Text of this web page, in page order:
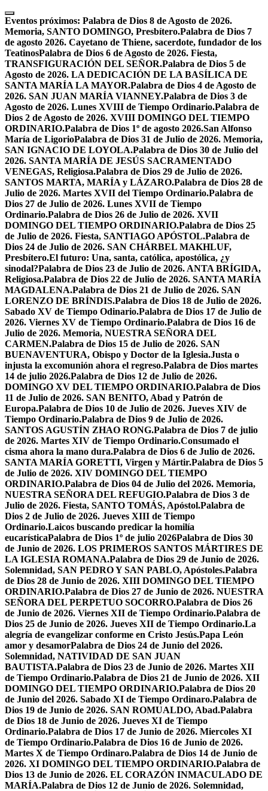
Skip
to
content
Eventos próximos: Palabra de Dios 8 de Agosto de 2026.
Memoria, SANTO DOMINGO, Presbítero.Palabra de Dios 7
de agosto 2026. Cayetano de Thiene, sacerdote, fundador de los
TeatinosPalabra de Dios 6 de Agosto de 2026. Fiesta,
TRANSFIGURACIÓN DEL SEÑOR.Palabra de Dios 5 de
Agosto de 2026. LA DEDICACIÓN DE LA BASÍLICA DE
SANTA MARÍA LA MAYOR.Palabra de Dios 4 de Agosto de
2026. SAN JUAN MARÍA VIANNEY.Palabra de Dios 3 de
Agosto de 2026. Lunes XVIII de Tiempo Ordinario.Palabra de
Dios 2 de Agosto de 2026. XVIII DOMINGO DEL TIEMPO
ORDINARIO.Palabra de Dios 1º de agosto 2026.San Alfonso
María de LigorioPalabra de Dios 31 de Julio de 2026. Memoria,
SAN IGNACIO DE LOYOLA.Palabra de Dios 30 de Julio del
2026. SANTA MARÍA DE JESÚS SACRAMENTADO
VENEGAS, Religiosa.Palabra de Dios 29 de Julio de 2026.
SANTOS MARTA, MARÍA y LÁZARO.Palabra de Dios 28 de
Julio de 2026. Martes XVII del Tiempo Ordinario.Palabra de
Dios 27 de Julio de 2026. Lunes XVII de Tiempo
Ordinario.Palabra de Dios 26 de Julio de 2026. XVII
DOMINGO DEL TIEMPO ORDINARIO.Palabra de Dios 25
de Julio de 2026. Fiesta, SANTIAGO APÓSTOL.Palabra de
Dios 24 de Julio de 2026. SAN CHÁRBEL MAKHLUF,
Presbítero.El futuro: Una, santa, católica, apostólica, ¿y
sinodal?Palabra de Dios 23 de Julio de 2026. ANTA BRÍGIDA,
Religiosa.Palabra de Dios 22 de Julio de 2026. SANTA MARÍA
MAGDALENA.Palabra de Dios 21 de Julio de 2026. SAN
LORENZO DE BRÍNDIS.Palabra de Dios 18 de Julio de 2026.
Sabado XV de Tiempo Odinario.Palabra de Dios 17 de Julio de
2026. Viernes XV de Tiempo Ordinario.Palabra de Dios 16 de
Julio de 2026. Memoria, NUESTRA SEÑORA DEL
CARMEN.Palabra de Dios 15 de Julio de 2026. SAN
BUENAVENTURA, Obispo y Doctor de la Iglesia.Justa o
injusta la excomunión ahora el regreso.Palabra de Dios martes
14 de julio 2026.Palabra de Dios 12 de Julio de 2026.
DOMINGO XV DEL TIEMPO ORDINARIO.Palabra de Dios
11 de Julio de 2026. SAN BENITO, Abad y Patrón de
Europa.Palabra de Dios 10 de Julio de 2026. Jueves XIV de
Tiempo Ordinario.Palabra de Dios 9 de Julio de 2026.
SANTOS AGUSTÍN ZHAO RONG.Palabra de Dios 7 de julio
de 2026. Martes XIV de Tiempo Ordinario.Consumado el
cisma ahora la mano dura.Palabra de Dios 6 de Julio de 2026.
SANTA MARÍA GORETTI, Virgen y Mártir.Palabra de Dios 5
de Julio de 2026. XIV DOMINGO DEL TIEMPO
ORDINARIO.Palabra de Dios 04 de Julio del 2026. Memoria,
NUESTRA SEÑORA DEL REFUGIO.Palabra de Dios 3 de
Julio de 2026. Fiesta, SANTO TOMÁS, Apóstol.Palabra de
Dios 2 de Julio de 2026. Jueves XIII de Tiempo
Ordinario.Laicos buscando predicar la homilía
eucarísticaPalabra de Dios 1º de julio 2026Palabra de Dios 30
de Junio de 2026. LOS PRIMEROS SANTOS MÁRTIRES DE
LA IGLESIA ROMANA.Palabra de Dios 29 de Junio de 2026.
Solemnidad, SAN PEDRO Y SAN PABLO, Apóstoles.Palabra
de Dios 28 de Junio de 2026. XIII DOMINGO DEL TIEMPO
ORDINARIO.Palabra de Dios 27 de Junio de 2026. NUESTRA
SEÑORA DEL PERPETUO SOCORRO.Palabra de Dios 26
de Junio de 2026. Viernes XII de Tiempo Ordinario.Palabra de
Dios 25 de Junio de 2026. Jueves XII de Tiempo Ordinario.La
alegría de evangelizar conforme en Cristo Jesús.Papa León
amor y desamorPalabra de Dios 24 de Junio del 2026.
Solemnidad, NATIVIDAD DE SAN JUAN
BAUTISTA.Palabra de Dios 23 de Junio de 2026. Martes XII
de Tiempo Ordinario.Palabra de Dios 21 de Junio de 2026. XII
DOMINGO DEL TIEMPO ORDINARIO.Palabra de Dios 20
de Junio del 2026. Sabado XI de Tiempo Ordinaro.Palabra de
Dios 19 de Junio de 2026. SAN ROMUALDO, Abad.Palabra
de Dios 18 de Junio de 2026. Jueves XI de Tiempo
Ordinario.Palabra de Dios 17 de Junio de 2026. Miercoles XI
de Tiempo Ordinario.Palabra de Dios 16 de Junio de 2026.
Martes X de Tiempo Ordinaro.Palabra de Dios 14 de Junio de
2026. XI DOMINGO DEL TIEMPO ORDINARIO.Palabra de
Dios 13 de Junio de 2026. EL CORAZÓN INMACULADO DE
MARÍA.Palabra de Dios 12 de Junio de 2026. Solemnidad,